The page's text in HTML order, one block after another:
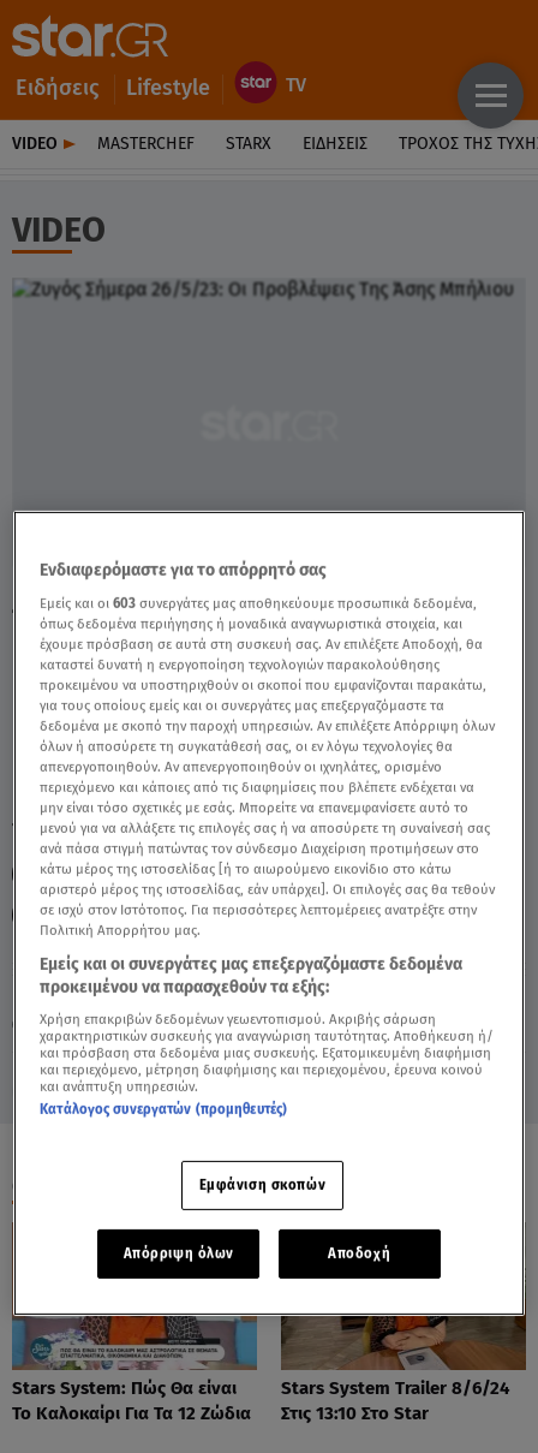
Ειδήσεις Lifestyle
VIDEO MASTERCHEF STARX ΕΙΔΉΣΕΙΣ ΤΡΟΧΌΣ ΤΗΣ
VIDEO
Κυριακή 9 Αυγούστου 2026
26.05.23, 11:35 ΖΩΔΙΑ
Ζυγός Σήμερα 26/5/23: Οι Προβλέψεις Tης
Άσης Μπήλιου - Video
TAGS: ΖΥΓΟΣ ΖΩΔΙΑ ΖΩΔΙΑ ΣΗΜΕΡΑ ΑΣΗ ΜΠΗΛΙΟΥ
ΖΩΔΙΑ ΑΣΗ ΜΠΗΛΙΟΥ
ΑΣΤΡΟΛΟΓΙΚΕΣ ΠΡΟΒΛΕΨΕΙΣ
ΗΜΕΡΗΣΙΕΣ ΠΡΟΒΛΕΨΕΙΣ
BREAKFAST@STAR
ΟΛΑ ΤΑ ΒΙΝΤΕΟ
Stars System: Πώς Θα είναι
Το Καλοκαίρι Για Τα 12 Ζώδια
Stars System Trailer 8/6/24
Στις 13:10 Στο Star
Ενδιαφερόμαστε για το απόρρητό σας
Εμείς και οι603 συνεργάτες μας αποθηκεύουμε προσωπικά δεδομένα,
όπως δεδομένα περιήγησης ή μοναδικά αναγνωριστικά στοιχεία, και
έχουμε πρόσβαση σε αυτά στη συσκευή σας. Αν επιλέξετε Αποδοχή, θα
καταστεί δυνατή η ενεργοποίηση τεχνολογιών παρακολούθησης
προκειμένου να υποστηριχθούν οι σκοποί που εμφανίζονται παρακάτω,
για τους οποίους εμείς και οι συνεργάτες μας επεξεργαζόμαστε τα
δεδομένα με σκοπό την παροχή υπηρεσιών. Αν επιλέξετε Απόρριψη όλων
όλων ή αποσύρετε τη συγκατάθεσή σας, οι εν λόγω τεχνολογίες θα
απενεργοποιηθούν. Αν απενεργοποιηθούν οι ιχνηλάτες, ορισμένο
περιεχόμενο και κάποιες από τις διαφημίσεις που βλέπετε ενδέχεται να
μην είναι τόσο σχετικές με εσάς. Μπορείτε να επανεμφανίσετε αυτό το
μενού για να αλλάξετε τις επιλογές σας ή να αποσύρετε τη συναίνεσή σας
ανά πάσα στιγμή πατώντας τον σύνδεσμο Διαχείριση προτιμήσεων στο
κάτω μέρος της ιστοσελίδας [ή το αιωρούμενο εικονίδιο στο κάτω
αριστερό μέρος της ιστοσελίδας, εάν υπάρχει]. Οι επιλογές σας θα τεθούν
σε ισχύ στον Ιστότοπος. Για περισσότερες λεπτομέρειες ανατρέξτε στην
Πολιτική Απορρήτου μας.
Εμείς και οι συνεργάτες μας επεξεργαζόμαστε δεδομένα
προκειμένου να παρασχεθούν τα εξής:
Χρήση επακριβών δεδομένων γεωεντοπισμού. Ακριβής σάρωση
χαρακτηριστικών συσκευής για αναγνώριση ταυτότητας. Αποθήκευση ή/
και πρόσβαση στα δεδομένα μιας συσκευής. Εξατομικευμένη διαφήμιση
και περιεχόμενο, μέτρηση διαφήμισης και περιεχομένου, έρευνα κοινού
και ανάπτυξη υπηρεσιών.
Κατάλογος συνεργατών (προμηθευτές)
Εμφάνιση σκοπών
Απόρριψη όλων Αποδοχή